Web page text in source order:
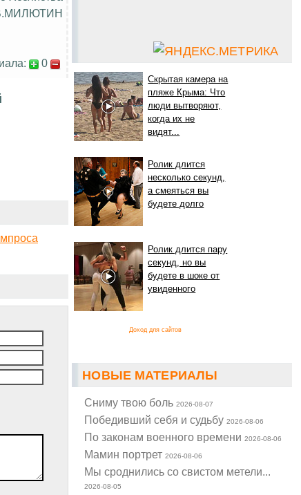
Скрытая камера на
пляже Крыма: Что
люди вытворяют,
когда их не
видят...
Ролик длится
несколько секунд,
а смеяться вы
будете долго
Ролик длится пару
секунд, но вы
будете в шоке от
увиденного
Доход для сайтов
НОВЫЕ МАТЕРИАЛЫ
Cниму твою боль2026-08-07
Победивший себя и судьбу2026-08-06
По законам военного времени2026-08-06
Мамин портрет2026-08-06
Мы сроднились со свистом метели...
2026-08-05
0